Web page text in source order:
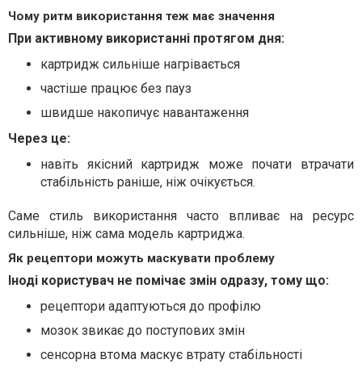
Чому ритм використання теж має значення
При активному використанні протягом дня:
картридж сильніше нагрівається
частіше працює без пауз
швидше накопичує навантаження
Через це:
навіть якісний картридж може почати втрачати
стабільність раніше, ніж очікується.
Саме стиль використання часто впливає на ресурс
сильніше, ніж сама модель картриджа.
Як рецептори можуть маскувати проблему
Іноді користувач не помічає змін одразу, тому що:
рецептори адаптуються до профілю
мозок звикає до поступових змін
сенсорна втома маскує втрату стабільності